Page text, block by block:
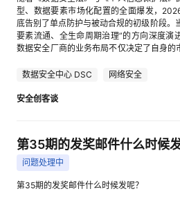
列 大促当天 监控队列、接口和人工负载 如果团队不准备从零自研完整客服
系统，也可以使用已经具备多平台接入和
证 建议优先使用真实店铺、真实SKU和真
方向 随着AI客服从自动回复走向业务协同
进 多Agent拆分 将商品咨询、物流、售后
户意图、订单状态和情绪决定走AI还是人
加消费者和模型实例 统一数据分析 把不同
分析高频问题和商品需求 10 总结 电商大
管+失败重试+监控告警 对于多平台、多店
有效降低消息积压、重复处理和漏回的风险
都建议把系统稳定性、知识准确性和人机协
服真正的价值，不只是大促期间多回复几条
持消息可追踪、回复可控制、异常可兜底 参考资料
"contactPerson": "",//联系人 "email": "" //邮箱 } ], "projectName": "xxxx区
块链基础服务平台项目(KF-2223-02)采购项目",//项
SZ-0055-01:xxxx区块链基础服务平台项
公告标题 "biddingStage": "候选公示",//招投标阶段 "industryType": "信息
"procurementMethod": "公开招标",//采购方式
标结果",//公告类型 "projectRegionProvince": "广东省",//项目区域-省份
"projectNumber": "2022-SZ-xxxx-01",//项目编号
理 "projectManagerPhone": "" //项目经理联系电话 } ], "contentUrl":
"http://www.xxxx.com/info-
告原文链接 "projectRegionCityCode": "440300" //项目区域-城市-行政区
划代码 } ] } }
说MPC是底层的密码学协议，那么联邦学
用框架。其核心思想是“数据不动模型动”
数据汇聚到中央服务器进行训练；而在联邦
的数据训练模型，仅将训练后的模型参数（
型，而原始数据始终未曾离开过本地。 3.
出一个独立的“安全飞地”，数据在进入这
作系统甚至内存管理单元都无法窥探飞地内
“可控可计量”则解决了数据拿出去后怎么
境，必须防范越权访问、滥用和违规流转。
统的访问控制是一次性授权，而“可控”要求
依赖于基于属性的访问控制模型，结合用户
型、数据要素市场化配置的全面爆发，
底告别了单点防护与被动合规的初级阶段。
要素流通、全生命周期治理”的方向深度演
数据安全厂商的业务布局不仅决定了自身的
息、深信服、美创科技、安华金和以及保旺
生命周期平台化布局 2026年，奇安信的业
对领先优势。其业务布局的显著特征在于“
实现了对达梦、人大金仓等国产数据库及麒
数据出境合规、跨境数据流动监管方面推出
信将安全大模型全面注入数据安全治理体系
据识别与风险研判的自动化跃升。 二、 启
数据安全中心 DSC 网络安全
安全创客谈
第35期的发奖邮件什么时候发
问题处理中
第35期的发奖邮件什么时候发呢？